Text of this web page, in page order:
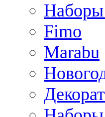
Наборы
Fimo
Marabu